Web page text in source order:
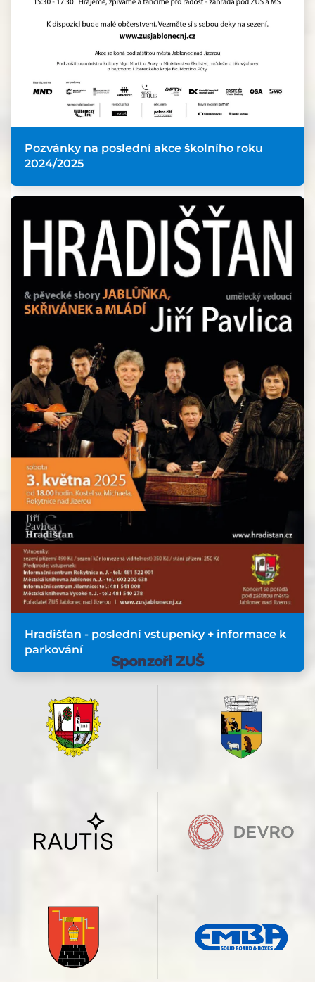
Pozvánky na poslední akce školního roku
2024/2025
Hradišťan - poslední vstupenky + informace k
parkování
Sponzoři ZUŠ